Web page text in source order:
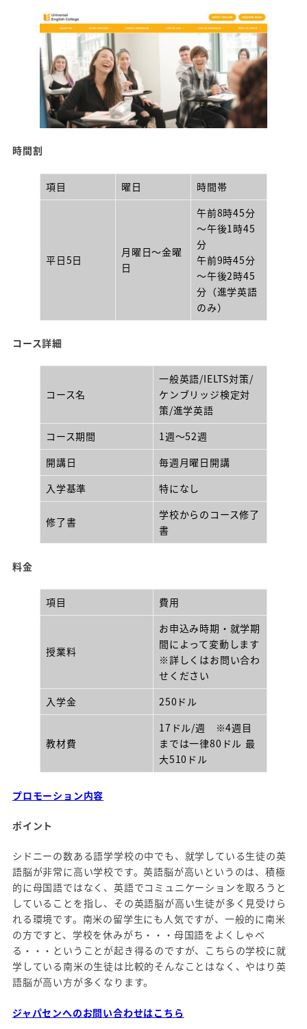
時間割
項目 曜日 時間帯
平日5日
月曜日～金曜
日
午前8時45分
～午後1時45
分
午前9時45分
～午後2時45
分（進学英語
のみ）
コース詳細
コース名
一般英語/IELTS対策/
ケンブリッジ検定対
策/進学英語
コース期間
1週～52週
開講日
毎週月曜日開講
入学基準
特になし
修了書
学校からのコース修了
書
料金
項目 費用
授業料
お申込み時期・就学期
間によって変動します
※詳しくはお問い合わ
せください
入学金
250ドル
教材費
17ドル/週 ※4週目
までは一律80ドル 最
大510ドル
プロモーション内容
ポイント
シドニーの数ある語学学校の中でも、就学している生徒の英
語脳が非常に高い学校です。英語脳が高いというのは、積極
的に母国語ではなく、英語でコミュニケーションを取ろうと
していることを指し、その英語脳が高い生徒が多く見受けら
れる環境です。南米の留学生にも人気ですが、一般的に南米
の方ですと、学校を休みがち・・・母国語をよくしゃべ
る・・・ということが起き得るのですが、こちらの学校に就
学している南米の生徒は比較的そんなことはなく、やはり英
語脳が高い方が多くなります。
ジャパセンへのお問い合わせはこちら